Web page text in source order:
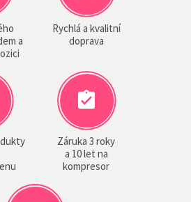
a
Rychlá a kvalitní
doprava
Záruka 3 roky
a 10 let na
kompresor